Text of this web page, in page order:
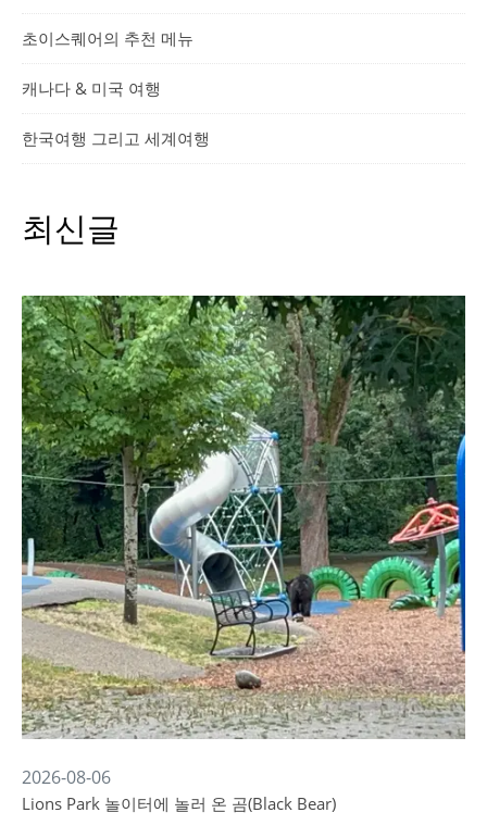
초이스퀘어의 추천 메뉴
캐나다 & 미국 여행
한국여행 그리고 세계여행
최신글
2026-08-06
Lions Park 놀이터에 놀러 온 곰(Black Bear)